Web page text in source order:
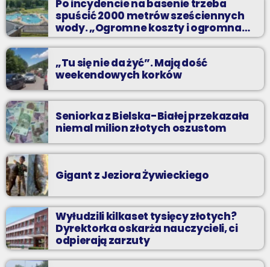
odpocząć?
Po incydencie na basenie trzeba
spuścić 2000 metrów sześciennych
wody. „Ogromne koszty i ogromna
praca”
„Tu się nie da żyć”. Mają dość
weekendowych korków
Seniorka z Bielska-Białej przekazała
niemal milion złotych oszustom
Gigant z Jeziora Żywieckiego
Wyłudzili kilkaset tysięcy złotych?
Dyrektorka oskarża nauczycieli, ci
odpierają zarzuty